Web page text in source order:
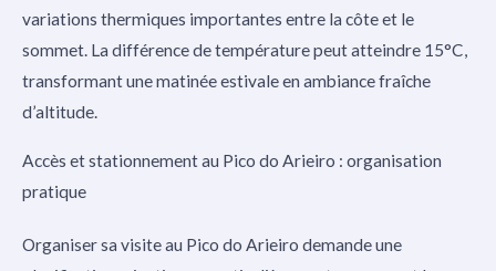
variations thermiques importantes entre la côte et le
sommet. La différence de température peut atteindre 15°C,
transformant une matinée estivale en ambiance fraîche
d’altitude.
Accès et stationnement au Pico do Arieiro : organisation
pratique
Organiser sa visite au Pico do Arieiro demande une